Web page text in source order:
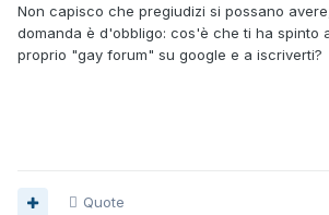
Non capisco che pregiudizi si possano
domanda è d'obbligo: cos'è che ti ha spinto
proprio "gay forum" su google e a iscriverti?
Quote